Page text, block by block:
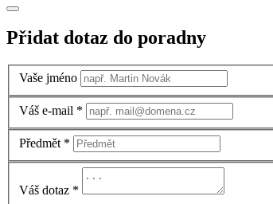
Přidat dotaz do poradny
Vaše jméno
Váš e-mail *
Předmět *
Váš dotaz *